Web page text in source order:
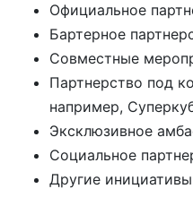
Официальное
Бартерное
Совместные
Партнерство под
например,
Эксклюзивное
Социальное
Другие инициативы